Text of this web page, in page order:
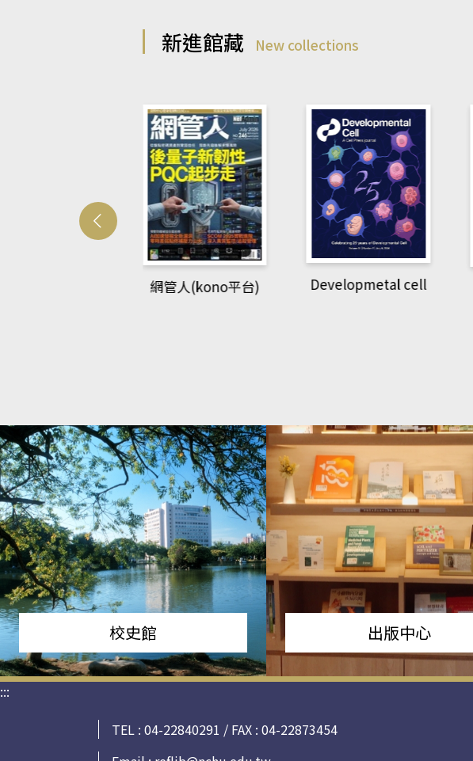
新進館藏 New collections
網管人(kono平台) Developmetal cell
校史館 出版中心
:::
TEL : 04-22840291 / FAX : 04-22873454